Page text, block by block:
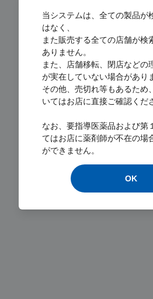
Loading...
当システムは、全ての製品が
はなく、
また販売する全ての店舗が検
ありません。
また、店舗移転、閉店などの
が実在していない場合があり
その他、売切れ等もあるため
いてはお店に直接ご確認くだ
なお、要指導医薬品および第
てはお店に薬剤師が不在の場
ができません。
OK